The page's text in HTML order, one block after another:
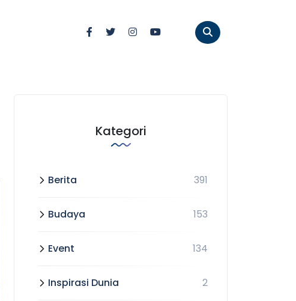
Kategori
Berita 391
Budaya 153
Event 134
Inspirasi Dunia 2